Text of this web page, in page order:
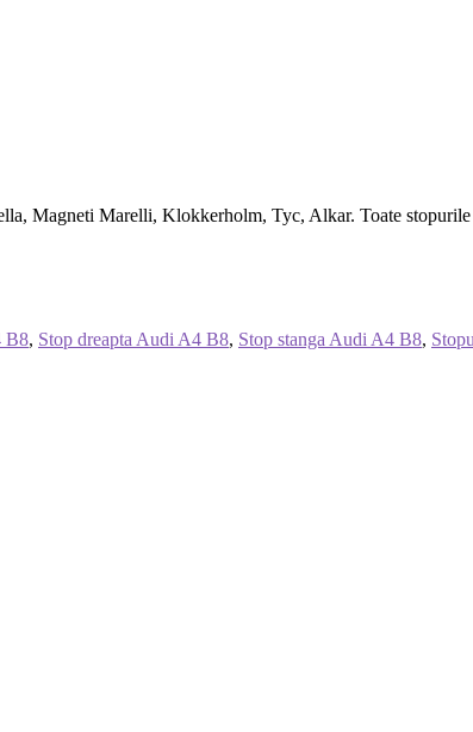
Magneti Marelli, Klokkerholm, Tyc, Alkar. Toate stopurile
B8, Stop dreapta Audi A4 B8, Stop stanga Audi A4 B8,